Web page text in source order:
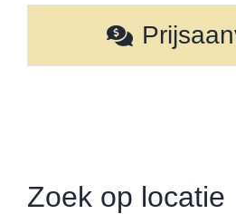
Zoek op locatie